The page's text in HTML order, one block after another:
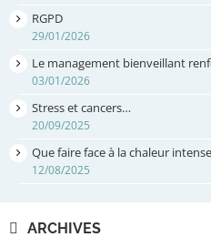
RGPD
29/01/2026
Le management bienveillant
03/01/2026
Stress et cancers…
20/09/2025
Que faire face à la chaleur
12/08/2025
ARCHIVES